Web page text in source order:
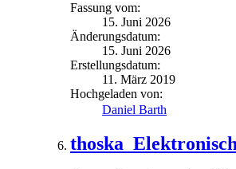
Fassung vom:
15. Juni 2026
Änderungsdatum:
15. Juni 2026
Erstellungsdatum:
11. März 2019
Hochgeladen von:
Daniel Barth